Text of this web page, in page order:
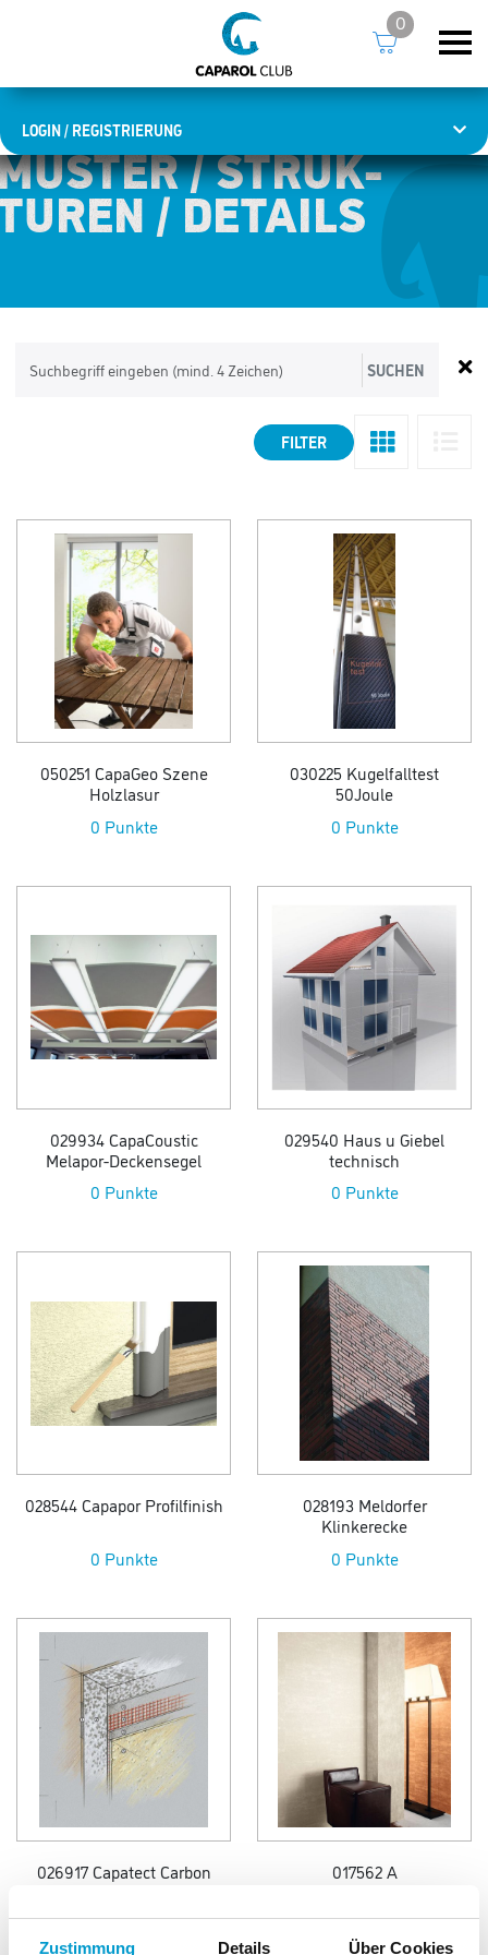
Zustimmung Details Über Cookies
LOGIN / REGISTRIERUNG
0
/ STRUK­
/ DETAILS
/ STRUK­
/ DETAILS
SUCHEN
FILTER
050251 CapaGeo Szene
Holzlasur
0 Punkte
030225 Kugelfalltest
50Joule
0 Punkte
029934 CapaCoustic
Melapor-Deckensegel
0 Punkte
029540 Haus u Giebel
technisch
0 Punkte
028544 Capapor Profilfinish
0 Punkte
028193 Meldorfer
Klinkerecke
0 Punkte
026917 Capatect Carbon
0 Punkte
017562 A
0 Punkte